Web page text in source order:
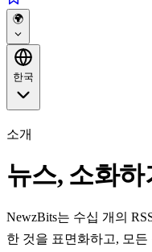
🌍
한국
소개
뉴스, 소화하
NewzBits는 수십 개의
한 것을 표면화하고, 모